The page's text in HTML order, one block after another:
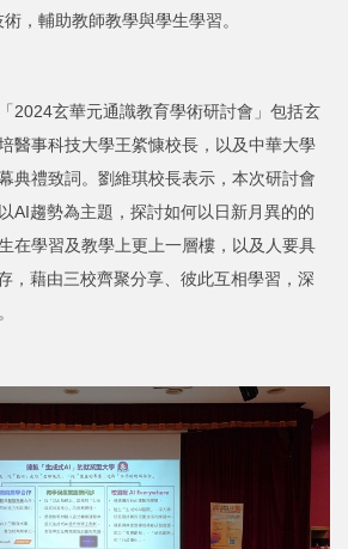
術，輔助教師教學與學生學習。
玄華元通識教育學術研討會」包括玄
醫事科技大學王綮慷校長，以及中華大學
典禮致詞。劉維琪校長表示，本次研討會
AI趨勢為主題，探討如何以日新月異的的
在學習及教學上更上一層樓，以及人要具
，藉由三校齊聚分享、彼此互相學習，深